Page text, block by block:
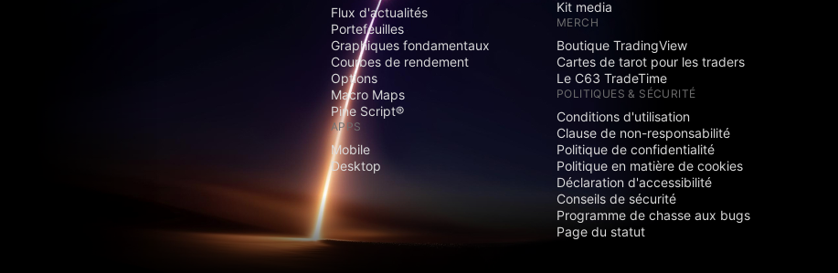
Flux d'actualités
Portefeuilles
Graphiques fondamentaux
Courbes de rendement
Options
Macro Maps
Pine Script®
APPS
Mobile
Desktop
Kit media
MERCH
Boutique TradingView
Cartes de tarot pour les traders
Le C63 TradeTime
POLITIQUES & SÉCURITÉ
Conditions d'utilisation
Clause de non-responsabilité
Politique de confidentialité
Politique en matière de cookies
Déclaration d'accessibilité
Conseils de sécurité
Programme de chasse aux bugs
Page du statut